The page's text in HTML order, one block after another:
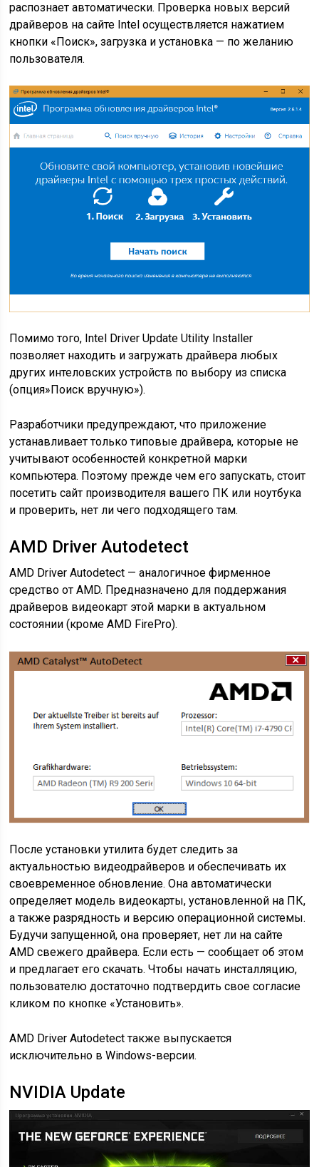
распознает автоматически. Проверка новых версий
драйверов на сайте Intel осуществляется нажатием
кнопки «Поиск», загрузка и установка — по желанию
пользователя.
Помимо того, Intel Driver Update Utility Installer
позволяет находить и загружать драйвера любых
других интеловских устройств по выбору из списка
(опция»Поиск вручную»).
Разработчики предупреждают, что приложение
устанавливает только типовые драйвера, которые не
учитывают особенностей конкретной марки
компьютера. Поэтому прежде чем его запускать, стоит
посетить сайт производителя вашего ПК или ноутбука
и проверить, нет ли чего подходящего там.
AMD Driver Autodetect
AMD Driver Autodetect — аналогичное фирменное
средство от AMD. Предназначено для поддержания
драйверов видеокарт этой марки в актуальном
состоянии (кроме AMD FirePro).
После установки утилита будет следить за
актуальностью видеодрайверов и обеспечивать их
своевременное обновление. Она автоматически
определяет модель видеокарты, установленной на ПК,
а также разрядность и версию операционной системы.
Будучи запущенной, она проверяет, нет ли на сайте
AMD свежего драйвера. Если есть — сообщает об этом
и предлагает его скачать. Чтобы начать инсталляцию,
пользователю достаточно подтвердить свое согласие
кликом по кнопке «Установить».
AMD Driver Autodetect также выпускается
исключительно в Windows-версии.
NVIDIA Update